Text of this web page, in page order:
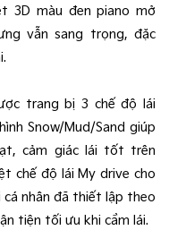
3D màu đen piano mở
vẫn sang trọng, đặc
trang bị 3 chế độ lái
Snow/Mud/Sand giúp
cảm giác lái tốt trên
chế độ lái My drive cho
nhân đã thiết lập theo
tiện tối ưu khi cầm lái.